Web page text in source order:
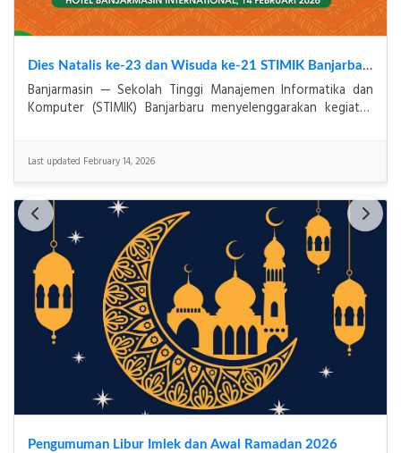
Dies Natalis ke-23 dan Wisuda ke-21 STIMIK Banjarbaru Tahun 2026 : Refleksi Mutu Baik Sekali sebagai Komitmen STIMIK Banjarbaru dalam Mencetak Generasi Digital yang Kompeten dan Berkarakter
Banjarmasin — Sekolah Tinggi Manajemen Informatika dan
Komputer (STIMIK) Banjarbaru menyelenggarakan kegiatan
Last updated February 14, 2026
Pengumuman Libur Imlek dan Awal Ramadan 2026